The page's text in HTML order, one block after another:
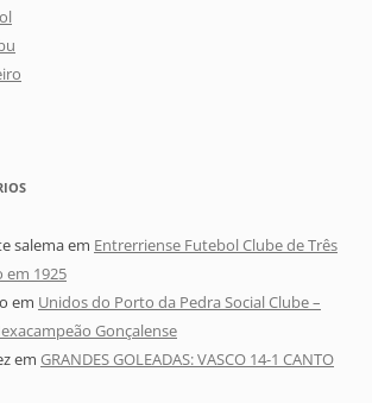
salemaem Entrerriense Futebol Clube de Três
em 1925
em Unidos do Porto da Pedra Social Clube –
Gonçalense
em GRANDES GOLEADAS: VASCO 14-1 CANTO